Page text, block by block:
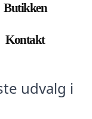
Butikken
Kontakt
udvalg i